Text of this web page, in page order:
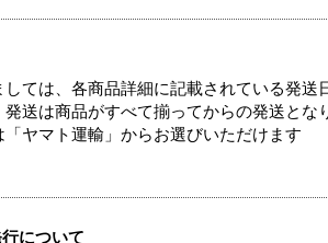
ては、各商品詳細に記載されている発送
送は商品がすべて揃ってからの発送とな
ヤマト運輸」からお選びいただけます
について